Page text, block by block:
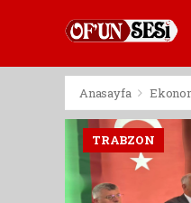
Anasayfa
TRABZON